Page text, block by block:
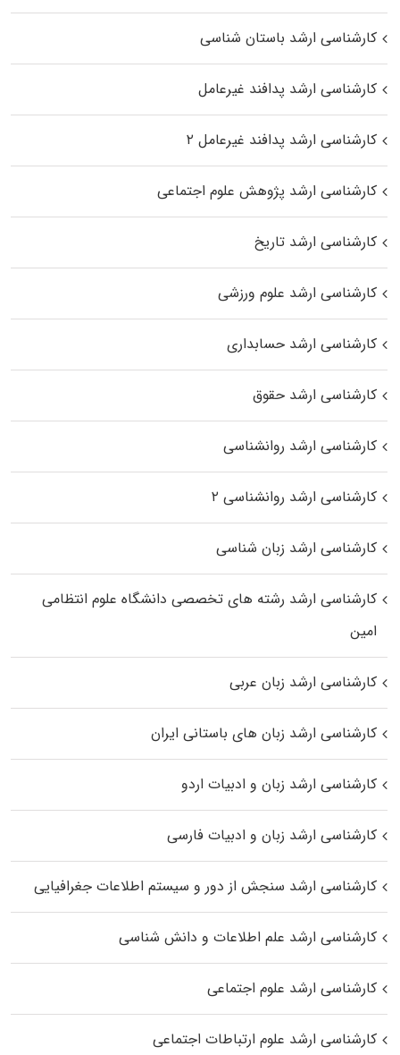
کارشناسی ارشد باستان شناسی
کارشناسی ارشد پدافند غیرعامل
کارشناسی ارشد پدافند غیرعامل ۲
کارشناسی ارشد پژوهش علوم اجتماعی
کارشناسی ارشد تاریخ
کارشناسی ارشد علوم ورزشی
کارشناسی ارشد حسابداری
کارشناسی ارشد حقوق
کارشناسی ارشد روانشناسی
کارشناسی ارشد روانشناسی ۲
کارشناسی ارشد زبان شناسی
کارشناسی ارشد رﺷﺘﻪ ﻫﺎی تخصصی داﻧﺸﮕﺎه ﻋﻠﻮم انتظامی
اﻣﻴﻦ
کارشناسی ارشد زبان عربی
کارشناسی ارشد زبان‌ های باستانی ایران
کارشناسی ارشد زبان و ادبیات اردو
کارشناسی ارشد زبان و ادبیات فارسی
کارشناسی ارشد سنجش از دور و سیستم اطلاعات جغرافیایی
کارشناسی ارشد علم اطلاعات و دانش شناسی
کارشناسی ارشد علوم اجتماعی
کارشناسی ارشد علوم ارتباطات اجتماعی